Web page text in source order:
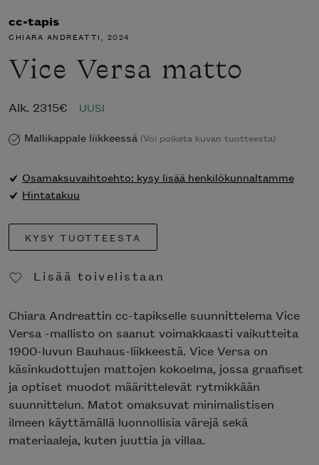
cc-tapis
CHIARA ANDREATTI, 2024
Vice Versa matto
Alk. 2315€
UUSI
Mallikappale liikkeessä (Voi poiketa kuvan tuotteesta)
Osamaksuvaihtoehto: kysy lisää henkilökunnaltamme
Hintatakuu
KYSY TUOTTEESTA
Lisää toivelistaan
Chiara Andreattin cc-tapikselle suunnittelema Vice
Versa -mallisto on saanut voimakkaasti vaikutteita
1900-luvun Bauhaus-liikkeestä. Vice Versa on
käsinkudottujen mattojen kokoelma, jossa graafiset
ja optiset muodot määrittelevät rytmikkään
suunnittelun. Matot omaksuvat minimalistisen
ilmeen käyttämällä luonnollisia värejä sekä
materiaaleja, kuten juuttia ja villaa.